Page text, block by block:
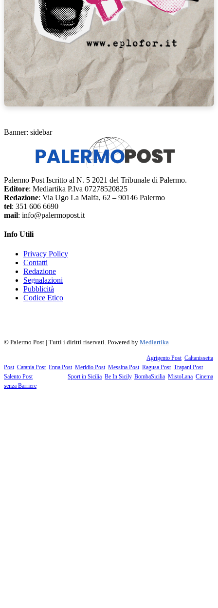
Banner: sidebar
Palermo Post Iscritto al N. 5 2021 del Tribunale di Palermo.
Editore: Mediartika P.Iva 07278520825
Redazione: Via Ugo La Malfa, 62 – 90146 Palermo
tel: 351 606 6690
mail: info@palermopost.it
Info Utili
Privacy Policy
Contatti
Redazione
Segnalazioni
Pubblicità
Codice Etico
© Palermo Post | Tutti i diritti riservati. Powered by Mediartika
Agrigento Post, Caltanissetta
Post, Catania Post, Enna Post, Meridio Post, Messina Post, Ragusa Post, Trapani Post,
Salento Post. I siti tematici: Sport in Sicilia Be In Sicily, BombaSicilia MistoLana Cinema
senza Barriere